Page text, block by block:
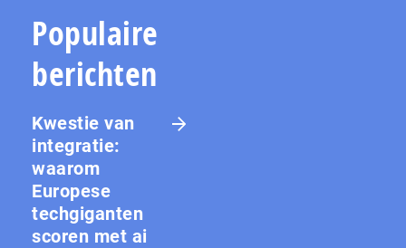
Populaire
berichten
Kwestie van
integratie:
waarom
Europese
techgiganten
scoren met ai